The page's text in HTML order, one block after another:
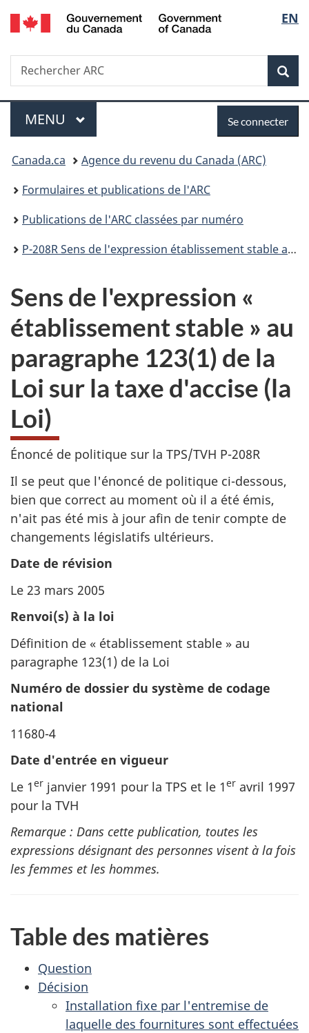
Passer
au
Passer
à
du
Passer
à
simplifiée
de
la
EN
Recherche
Rechercher
ARC
Menu
MENU PRINCIPAL
connecter
Se connecter
Vous
êtes
ici :
Canada.ca
Agence du revenu du Canada (ARC)
Formulaires et publications de l'ARC
Publications de l'ARC classées par numéro
P-208R Sens de l'expression établissement stable au paragraphe 123(1) de la Loi sur la taxe d'accise (la Loi)
Sens de l'expression «
établissement stable » au
paragraphe 123(1) de la
Loi sur la taxe d'accise (la
Loi)
Énoncé de politique sur la TPS/TVH P-208R
Il se peut que l'énoncé de politique ci-dessous,
bien que correct au moment où il a été émis,
n'ait pas été mis à jour afin de tenir compte de
changements législatifs ultérieurs.
Date de révision
Le 23 mars 2005
Renvoi(s) à la loi
Définition de « établissement stable » au
paragraphe 123(1) de la Loi
Numéro de dossier du système de codage
national
11680-4
Date d'entrée en vigueur
Le 1er janvier 1991 pour la TPS et le 1er avril 1997
pour la TVH
Remarque : Dans cette publication, toutes les
expressions désignant des personnes visent à la fois
les femmes et les hommes.
Table des matières
Question
Décision
Installation fixe par l'entremise de
laquelle des fournitures sont effectuées